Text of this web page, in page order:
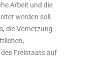
Arbeit und die
werden soll.
die Vernetzung
Freistaats auf